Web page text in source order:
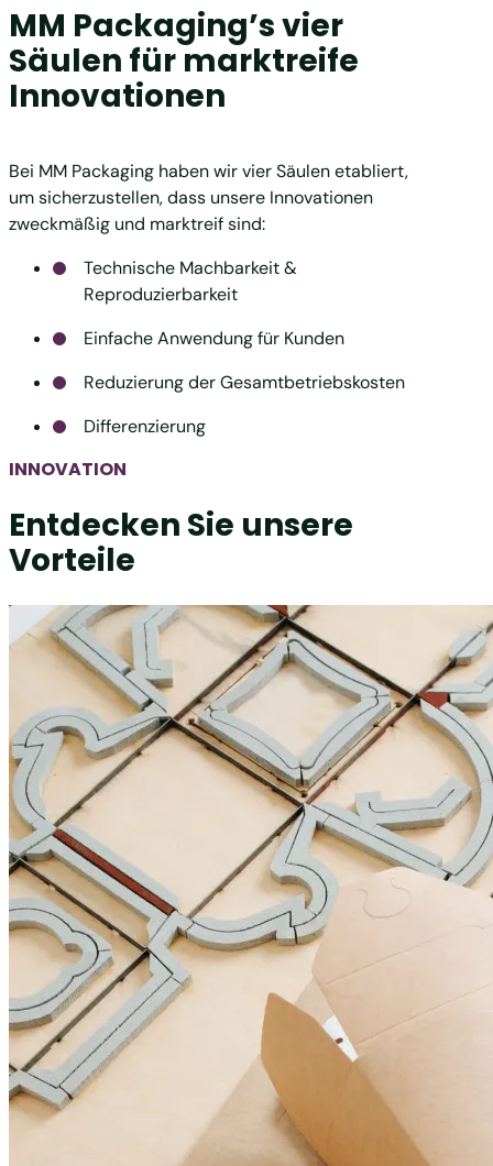
MM Packaging’s vier
Säulen für marktreife
Innovationen
Bei MM Packaging haben wir vier Säulen etabliert,
um sicherzustellen, dass unsere Innovationen
zweckmäßig und marktreif sind:
Technische Machbarkeit &
Reproduzierbarkeit
Einfache Anwendung für Kunden
Reduzierung der Gesamtbetriebskosten
Differenzierung
INNOVATION
Entdecken Sie unsere
Vorteile